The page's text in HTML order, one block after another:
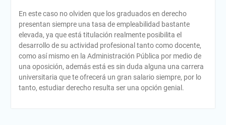
En este caso no olviden que los graduados en derecho
presentan siempre una tasa de empleabilidad bastante
elevada, ya que está titulación realmente posibilita el
desarrollo de su actividad profesional tanto como docente,
como así mismo en la Administración Pública por medio de
una oposición, además está es sin duda alguna una carrera
universitaria que te ofrecerá un gran salario siempre, por lo
tanto, estudiar derecho resulta ser una opción genial.